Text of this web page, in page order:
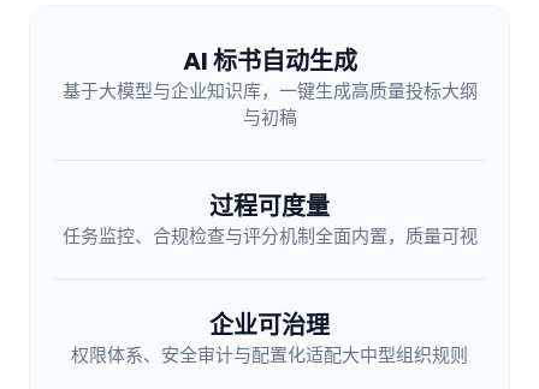
AI 标书自动生成
基于大模型与企业知识库，一键生成高质量投标大纲
与初稿
过程可度量
任务监控、合规检查与评分机制全面内置，质量可视
企业可治理
权限体系、安全审计与配置化适配大中型组织规则